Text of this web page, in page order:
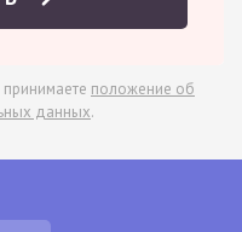
положение об
данных.